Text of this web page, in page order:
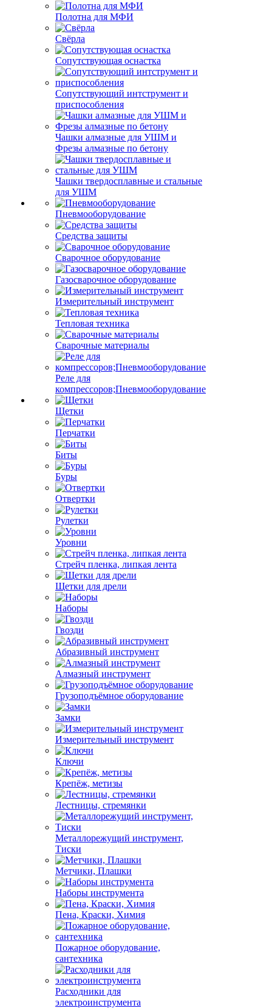
Полотна для МФИ
Свёрла
Сопутствующая оснастка
Сопутствующий интструмент и
приспособления
Чашки алмазные для УШМ и
Фрезы алмазные по бетону
Чашки твердосплавные и стальные
для УШМ
Пневмооборудование
Средства защиты
Сварочное оборудование
Газосварочное оборудование
Измерительный инструмент
Тепловая техника
Сварочные материалы
Реле для
компрессоров;Пневмооборудование
Щетки
Перчатки
Биты
Буры
Отвертки
Рулетки
Уровни
Стрейч пленка, липкая лента
Щетки для дрели
Наборы
Гвозди
Абразивный инструмент
Алмазный инструмент
Грузоподъёмное оборудование
Замки
Измерительный инструмент
Ключи
Крепёж, метизы
Лестницы, стремянки
Металлорежущий инструмент,
Тиски
Метчики, Плашки
Наборы инструмента
Пена, Краски, Химия
Пожарное оборудование,
сантехника
Расходники для
электроинструмента